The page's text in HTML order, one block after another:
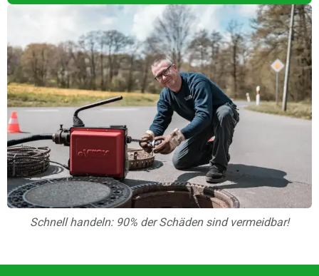
Schnell handeln: 90% der Schäden sind vermeidbar!